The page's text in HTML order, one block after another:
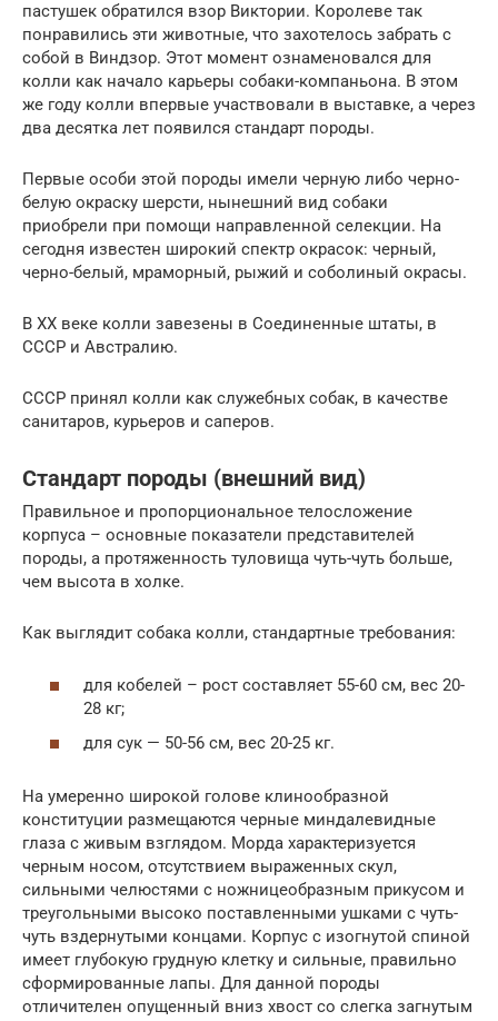
пастушек обратился взор Виктории. Королеве так
понравились эти животные, что захотелось забрать с
собой в Виндзор. Этот момент ознаменовался для
колли как начало карьеры собаки-компаньона. В этом
же году колли впервые участвовали в выставке, а через
два десятка лет появился стандарт породы.
Первые особи этой породы имели черную либо черно-
белую окраску шерсти, нынешний вид собаки
приобрели при помощи направленной селекции. На
сегодня известен широкий спектр окрасок: черный,
черно-белый, мраморный, рыжий и соболиный окрасы.
В XX веке колли завезены в Соединенные штаты, в
СССР и Австралию.
СССР принял колли как служебных собак, в качестве
санитаров, курьеров и саперов.
Стандарт породы (внешний вид)
Правильное и пропорциональное телосложение
корпуса – основные показатели представителей
породы, а протяженность туловища чуть-чуть больше,
чем высота в холке.
Как выглядит собака колли, стандартные требования:
для кобелей – рост составляет 55-60 см, вес 20-
28 кг;
для сук — 50-56 см, вес 20-25 кг.
На умеренно широкой голове клинообразной
конституции размещаются черные миндалевидные
глаза с живым взглядом. Морда характеризуется
черным носом, отсутствием выраженных скул,
сильными челюстями с ножницеобразным прикусом и
треугольными высоко поставленными ушками с чуть-
чуть вздернутыми концами. Корпус с изогнутой спиной
имеет глубокую грудную клетку и сильные, правильно
сформированные лапы. Для данной породы
отличителен опущенный вниз хвост со слегка загнутым